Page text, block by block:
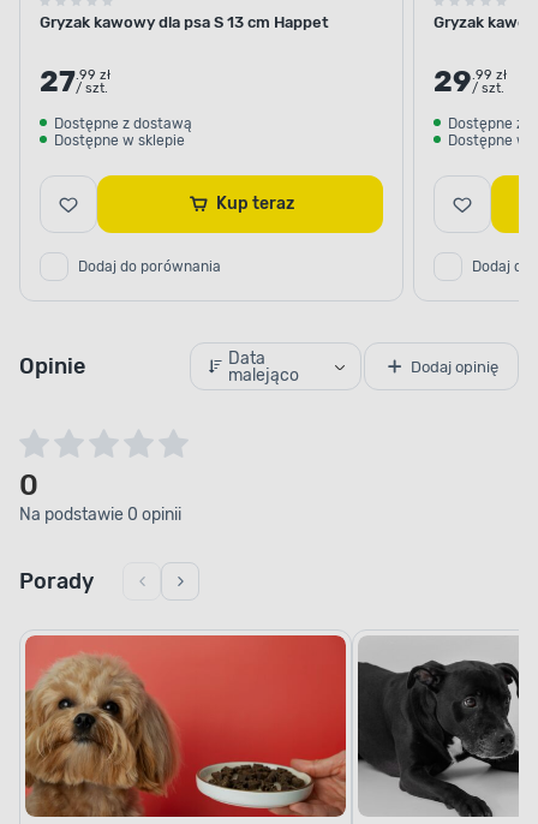
Gryzak kawowy dla psa S 13 cm Happet
27.99 zł
/ szt.
Dostępne z dostawą
Dostępne w sklepie
Kup teraz
Dodaj do porównania
Gryzak
29.99 zł
/ szt.
Dostępne z
Dostępne w
Dodaj do
Opinie
Data
malejąco
Dodaj opinię
0
Na podstawie 0 opinii
Porady